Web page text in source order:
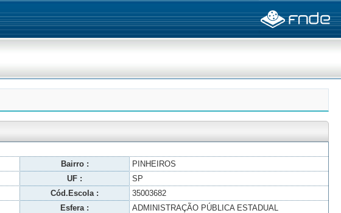
Bairro :
PINHEIROS
UF :
SP
Cód.Escola :
35003682
Esfera :
ADMINISTRAÇÃO PÚBLICA ESTADUAL